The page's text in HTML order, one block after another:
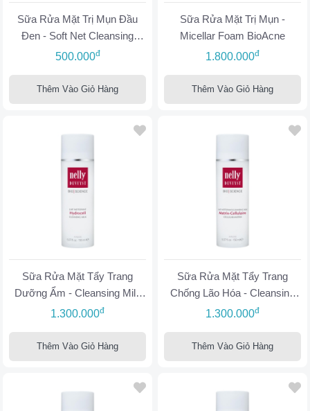
Sữa Rửa Mặt Trị Mụn Đầu
Đen - Soft Net Cleansing
Cream
500.000đ
Thêm Vào Giỏ Hàng
Sữa Rửa Mặt Trị Mụn -
Micellar Foam BioAcne
1.800.000đ
Thêm Vào Giỏ Hàng
Sữa Rửa Mặt Tẩy Trang
Dưỡng Ẩm - Cleansing Milk
Hydrocell
1.300.000đ
Thêm Vào Giỏ Hàng
Sữa Rửa Mặt Tẩy Trang
Chống Lão Hóa - Cleansing
Milk Cellular Matrix
1.300.000đ
Thêm Vào Giỏ Hàng